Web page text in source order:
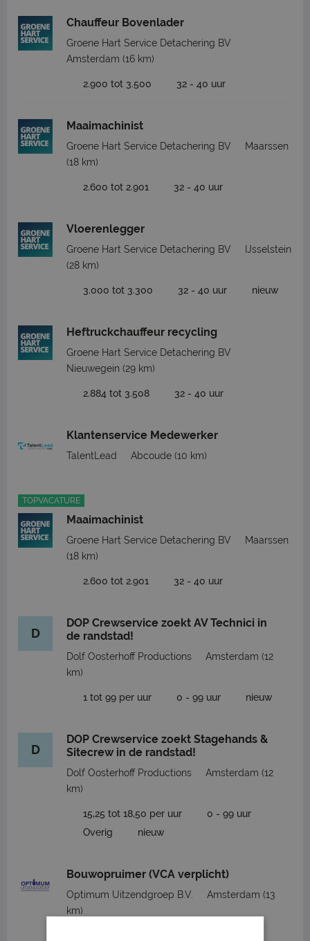
Chauffeur Bovenlader
Groene Hart Service Detachering BV
Amsterdam (16 km)
2.900 tot 3.500 32 - 40 uur
Maaimachinist
Groene Hart Service Detachering BV
Maarssen
(18 km)
2.600 tot 2.901 32 - 40 uur
Vloerenlegger
Groene Hart Service Detachering BV
IJsselstein
(28 km)
3.000 tot 3.300 32 - 40 uur nieuw
Heftruckchauffeur recycling
Groene Hart Service Detachering BV
Nieuwegein (29 km)
2.884 tot 3.508 32 - 40 uur
Klantenservice Medewerker
TalentLead Abcoude (10 km)
TOPVACATURE
Maaimachinist
Groene Hart Service Detachering BV
Maarssen
(18 km)
2.600 tot 2.901 32 - 40 uur
D
DOP Crewservice zoekt AV Technici in
de randstad!
Dolf Oosterhoff Productions Amsterdam (12
km)
1 tot 99 per uur 0 - 99 uur nieuw
D
DOP Crewservice zoekt Stagehands &
Sitecrew in de randstad!
Dolf Oosterhoff Productions Amsterdam (12
km)
15,25 tot 18,50 per uur
0 - 99 uur
Overig
nieuw
Bouwopruimer (VCA verplicht)
Optimum Uitzendgroep B.V. Amsterdam (13
km)